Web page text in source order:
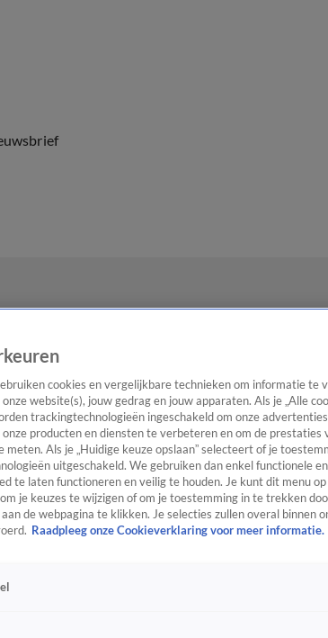
cookies en vergelijkbare technieken om informatie te
website(s), jouw gedrag en jouw apparaten. Als je „Alle
trackingtechnologieën ingeschakeld om onze
producten en diensten te verbeteren en om de prestaties
Als je „Huidige keuze opslaan” selecteert of je
uitgeschakeld. We gebruiken dan enkel functionele
te laten functioneren en veilig te houden. Je kunt dit menu
je keuzes te wijzigen of om je toestemming in te trekken
de webpagina te klikken. Je selecties zullen overal binnen
Raadpleeg onze Cookieverklaring voor meer informatie.